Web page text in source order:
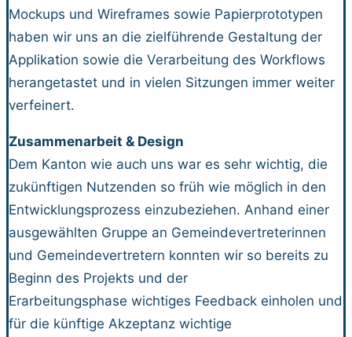
Mockups und Wireframes sowie Papierprototypen
haben wir uns an die zielführende Gestaltung der
Applikation sowie die Verarbeitung des Workflows
herangetastet und in vielen Sitzungen immer weiter
verfeinert.
Zusammenarbeit & Design
Dem Kanton wie auch uns war es sehr wichtig, die
zukünftigen Nutzenden so früh wie möglich in den
Entwicklungsprozess einzubeziehen. Anhand einer
ausgewählten Gruppe an Gemeindevertreterinnen
und Gemeindevertretern konnten wir so bereits zu
Beginn des Projekts und der
Erarbeitungsphase wichtiges Feedback einholen und
für die künftige Akzeptanz wichtige